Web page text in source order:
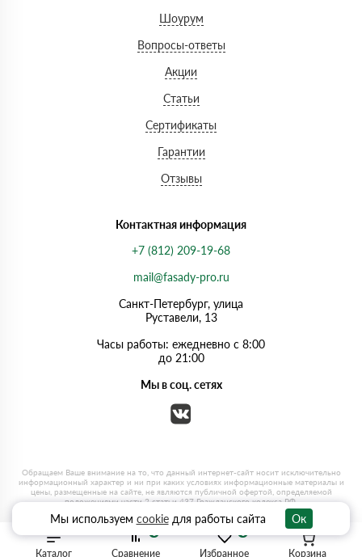
Каталог Избранное
Сравнение Корзина
Шоурум
Вопросы-ответы
Акции
Статьи
Сертификаты
Гарантии
Отзывы
Контактная информация
+7 (812) 209-19-68
mail@fasady-pro.ru
Санкт-Петербург, улица
Руставели, 13
Часы работы: ежедневно с 8:00
до 21:00
Мы в соц. сетях
Мы используем cookieдля работы сайта Ок